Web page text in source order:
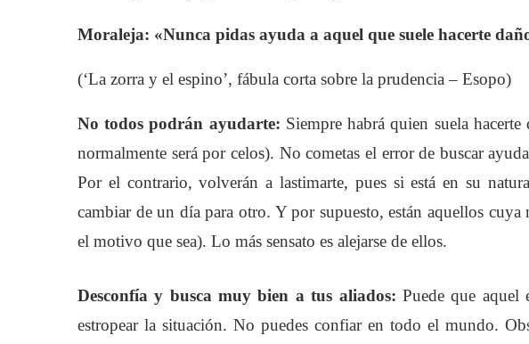
Moraleja: «Nunca pidas ayuda a aquel que suele hacerte
(‘La zorra y el espino’, fábula corta sobre la prudencia – Esopo)
No todos podrán ayudarte: Siempre habrá quien suela
normalmente será por celos). No cometas el error de buscar
Por el contrario, volverán a lastimarte, pues si está en su
cambiar de un día para otro. Y por supuesto, están aquellos cuya
el motivo que sea). Lo más sensato es alejarse de ellos.
Desconfía y busca muy bien a tus aliados: Puede que aquel
estropear la situación. No puedes confiar en todo el mundo.